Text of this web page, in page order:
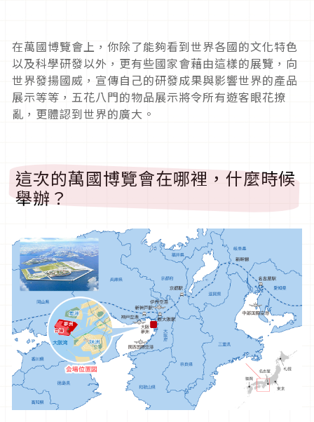
在萬國博覽會上，你除了能夠看到世界各國的文化特色
以及科學研發以外，更有些國家會藉由這樣的展覽，向
世界發揚國威，宣傳自己的研發成果與影響世界的產品
展示等等，五花八門的物品展示將令所有遊客眼花撩
亂，更體認到世界的廣大。
這次的萬國博覽會在哪裡，什麼時候
舉辦？